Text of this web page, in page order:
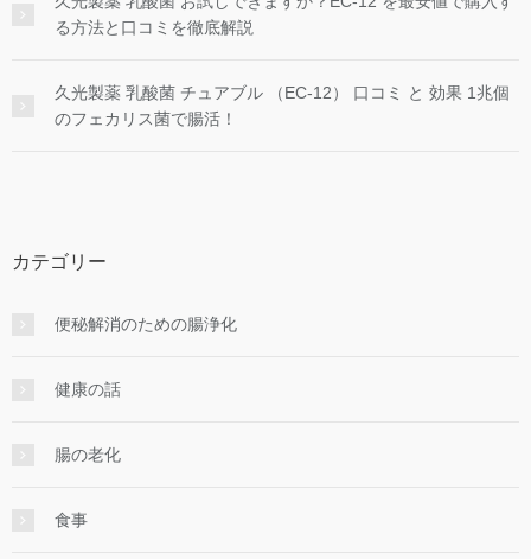
る方法と口コミを徹底解説
久光製薬 乳酸菌 チュアブル （EC-12） 口コミ と 効果 1兆個
のフェカリス菌で腸活！
カテゴリー
便秘解消のための腸浄化
健康の話
腸の老化
食事